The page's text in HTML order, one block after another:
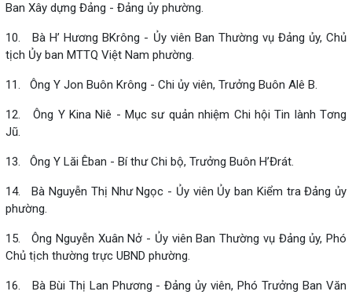
Ban Xây dựng Đảng - Đảng ủy phường.
10. Bà H’ Hương BKrông - Ủy viên Ban Thường vụ Đảng ủy, Chủ
tịch Ủy ban MTTQ Việt Nam phường.
11. Ông Y Jon Buôn Krông - Chi ủy viên, Trưởng Buôn Alê B.
12. Ông Y Kina Niê - Mục sư quản nhiệm Chi hội Tin lành Tơng
Jũ.
13. Ông Y Lăi Êban - Bí thư Chi bộ, Trưởng Buôn H’Đrát.
14. Bà Nguyễn Thị Như Ngọc - Ủy viên Ủy ban Kiểm tra Đảng ủy
phường.
15. Ông Nguyễn Xuân Nở - Ủy viên Ban Thường vụ Đảng ủy, Phó
Chủ tịch thường trực UBND phường.
16. Bà Bùi Thị Lan Phương - Đảng ủy viên, Phó Trưởng Ban Văn